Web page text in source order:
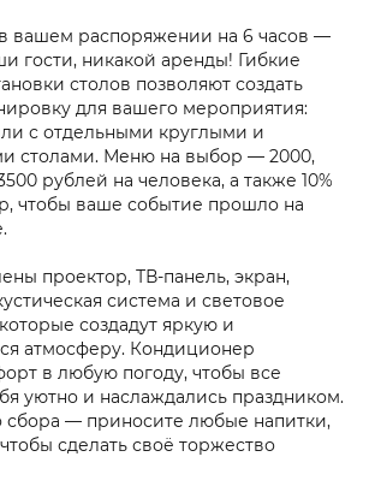
вашем распоряжении на 6 часов —
гости, никакой аренды! Гибкие
столов позволяют создать
для вашего мероприятия:
с отдельными круглыми и
столами. Меню на выбор — 2000,
рублей на человека, а также 10%
чтобы ваше событие прошло на
проектор, ТВ-панель, экран,
система и световое
создадут яркую и
атмосферу. Кондиционер
в любую погоду, чтобы все
уютно и наслаждались праздником.
сбора — приносите любые напитки,
сделать своё торжество